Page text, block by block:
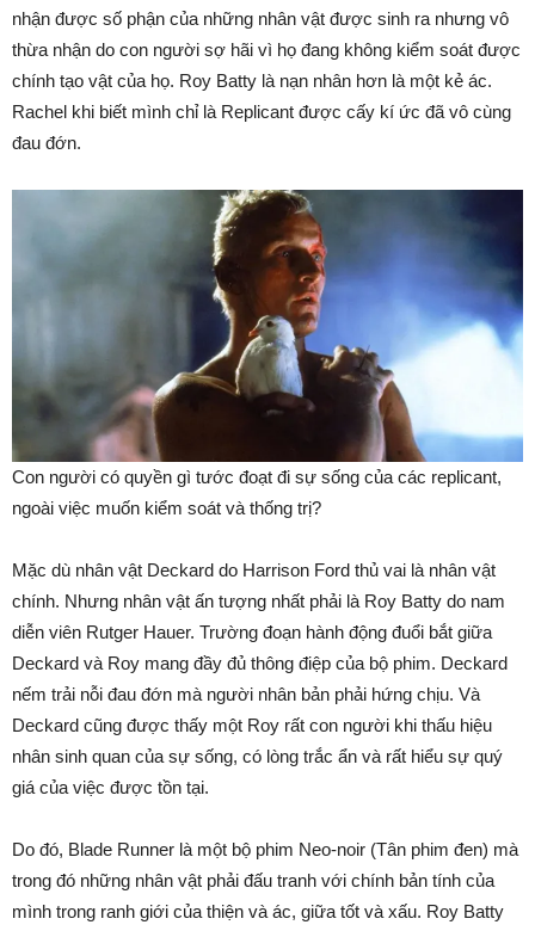
nhận được số phận của những nhân vật được sinh ra nhưng vô
thừa nhận do con người sợ hãi vì họ đang không kiểm soát được
chính tạo vật của họ. Roy Batty là nạn nhân hơn là một kẻ ác.
Rachel khi biết mình chỉ là Replicant được cấy kí ức đã vô cùng
đau đớn.
Con người có quyền gì tước đoạt đi sự sống của các replicant,
ngoài việc muốn kiểm soát và thống trị?
Mặc dù nhân vật Deckard do Harrison Ford thủ vai là nhân vật
chính. Nhưng nhân vật ấn tượng nhất phải là Roy Batty do nam
diễn viên Rutger Hauer. Trường đoạn hành động đuổi bắt giữa
Deckard và Roy mang đầy đủ thông điệp của bộ phim. Deckard
nếm trải nỗi đau đớn mà người nhân bản phải hứng chịu. Và
Deckard cũng được thấy một Roy rất con người khi thấu hiệu
nhân sinh quan của sự sống, có lòng trắc ẩn và rất hiểu sự quý
giá của việc được tồn tại.
Do đó, Blade Runner là một bộ phim Neo-noir (Tân phim đen) mà
trong đó những nhân vật phải đấu tranh với chính bản tính của
mình trong ranh giới của thiện và ác, giữa tốt và xấu. Roy Batty